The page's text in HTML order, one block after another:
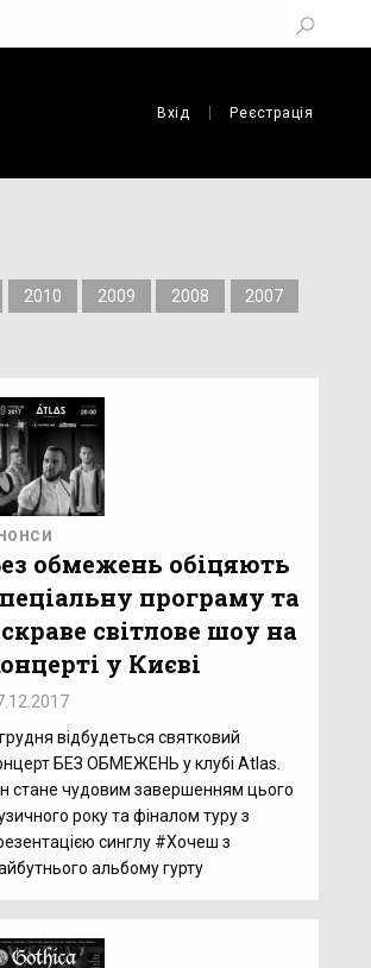
Вхід Реєстрація
2010 2009 2008 2007
обмежень обіцяють
програму та
світлове шоу на
у Києві
відбудеться святковий
БЕЗ ОБМЕЖЕНЬ у клубі Atlas.
стане чудовим завершенням цього
року та фіналом туру з
синглу #Хочеш з
альбому гурту